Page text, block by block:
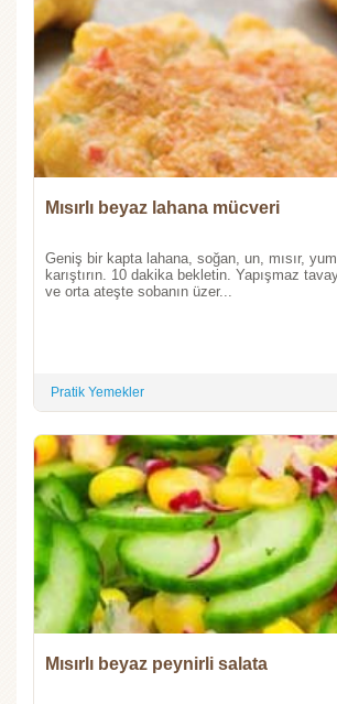
Mısırlı beyaz lahana mücveri
Geniş bir kapta lahana, soğan, un, mısır,
karıştırın. 10 dakika bekletin. Yapışmaz
ve orta ateşte sobanın üzer...
Pratik Yemekler
Mısırlı beyaz peynirli salata